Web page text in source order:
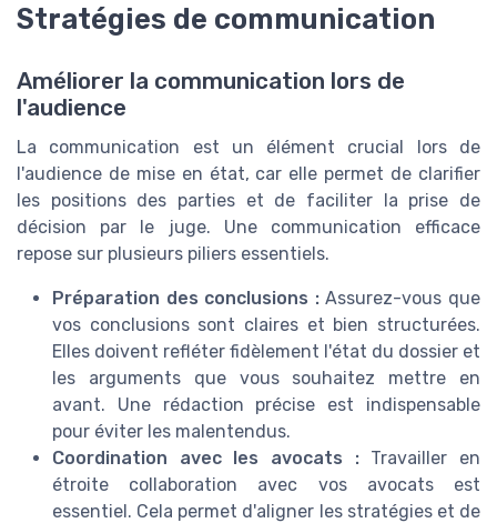
Stratégies de communication
Améliorer la communication lors de
l'audience
La communication est un élément crucial lors de
l'audience de mise en état, car elle permet de clarifier
les positions des parties et de faciliter la prise de
décision par le juge. Une communication efficace
repose sur plusieurs piliers essentiels.
Préparation des conclusions :Assurez-vous que
vos conclusions sont claires et bien structurées.
Elles doivent refléter fidèlement l'état du dossier et
les arguments que vous souhaitez mettre en
avant. Une rédaction précise est indispensable
pour éviter les malentendus.
Coordination avec les avocats :Travailler en
étroite collaboration avec vos avocats est
essentiel. Cela permet d'aligner les stratégies et de